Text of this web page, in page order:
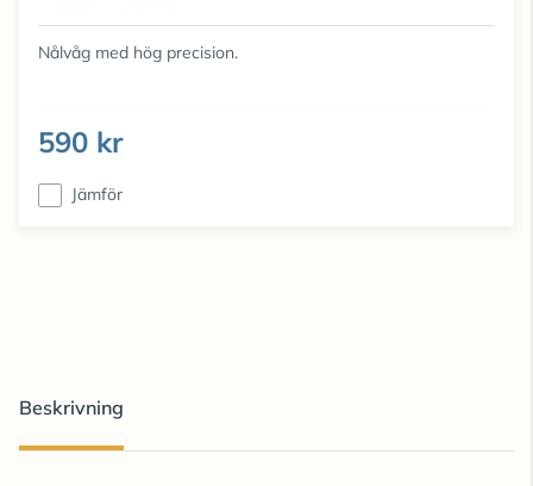
Nålvåg med hög precision.
590 kr
Jämför
Beskrivning